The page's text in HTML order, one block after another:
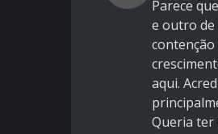
Parece
e outro de
aqui.
Queria ter